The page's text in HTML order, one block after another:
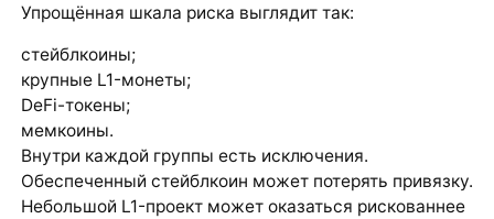
Упрощённая шкала риска выглядит так:
стейблкоины;
крупные L1-монеты;
DeFi-токены;
мемкоины.
Внутри каждой группы есть исключения.
Обеспеченный стейблкоин может потерять привязку.
Небольшой L1-проект может оказаться рискованнее